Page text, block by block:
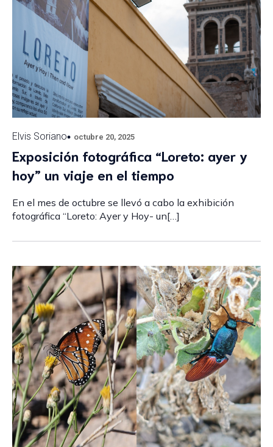
Elvis Soriano octubre 20, 2025
Exposición fotográfica “Loreto: ayer y
hoy” un viaje en el tiempo
En el mes de octubre se llevó a cabo la exhibición
fotográfica “Loreto: Ayer y Hoy- un[…]